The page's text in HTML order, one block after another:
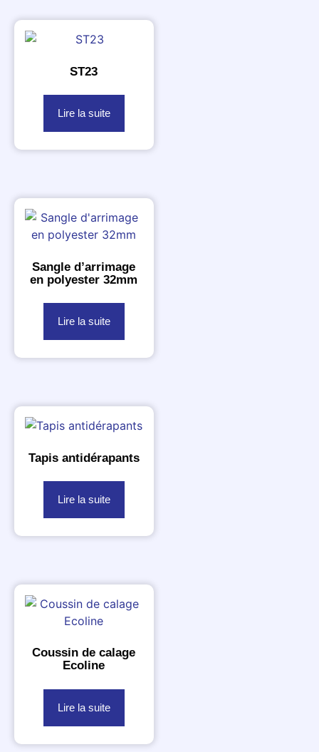
ST23
Lire la suite
Sangle d’arrimage
en polyester 32mm
Lire la suite
Tapis antidérapants
Lire la suite
Coussin de calage
Ecoline
Lire la suite